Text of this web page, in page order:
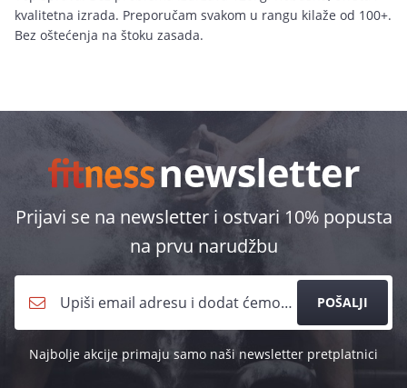
kvalitetna izrada. Preporučam svakom u rangu kilaže od 100+.
Bez oštećenja na štoku zasada.
Prijavi se na newsletter i ostvari 10% popusta
na prvu narudžbu
POŠALJI
Najbolje akcije primaju samo naši newsletter pretplatnici